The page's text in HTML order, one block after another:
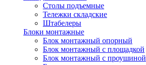
Столы подъемные
Тележки складские
Штабелеры
Блоки монтажные
Блок монтажный опорный
Блок монтажный с площадкой
Блок монтажный с проушиной